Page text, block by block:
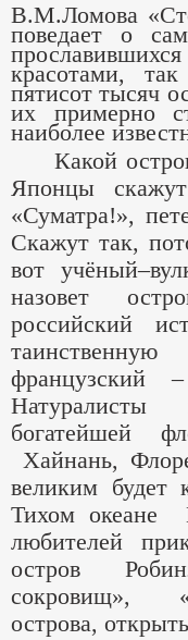
В.М.Ломова
поведает о
красотами,
пятисот тысяч
их примерно
наиболее
Какой остров
Японцы
«Суматра!»,
Скажут так,
вот
назовет
российский
французский
Натуралисты
богатейшей
Хайнань,
великим будет
Тихом океане
любителей
остров
сокровищ»,
острова,